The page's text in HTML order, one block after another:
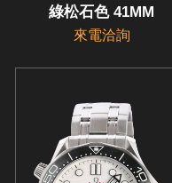
綠松石色 41MM
來電洽詢